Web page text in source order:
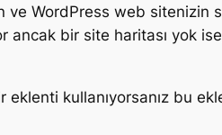
ve WordPress web
bir site haritası yok ise,
eklenti kullanıyorsanız bu